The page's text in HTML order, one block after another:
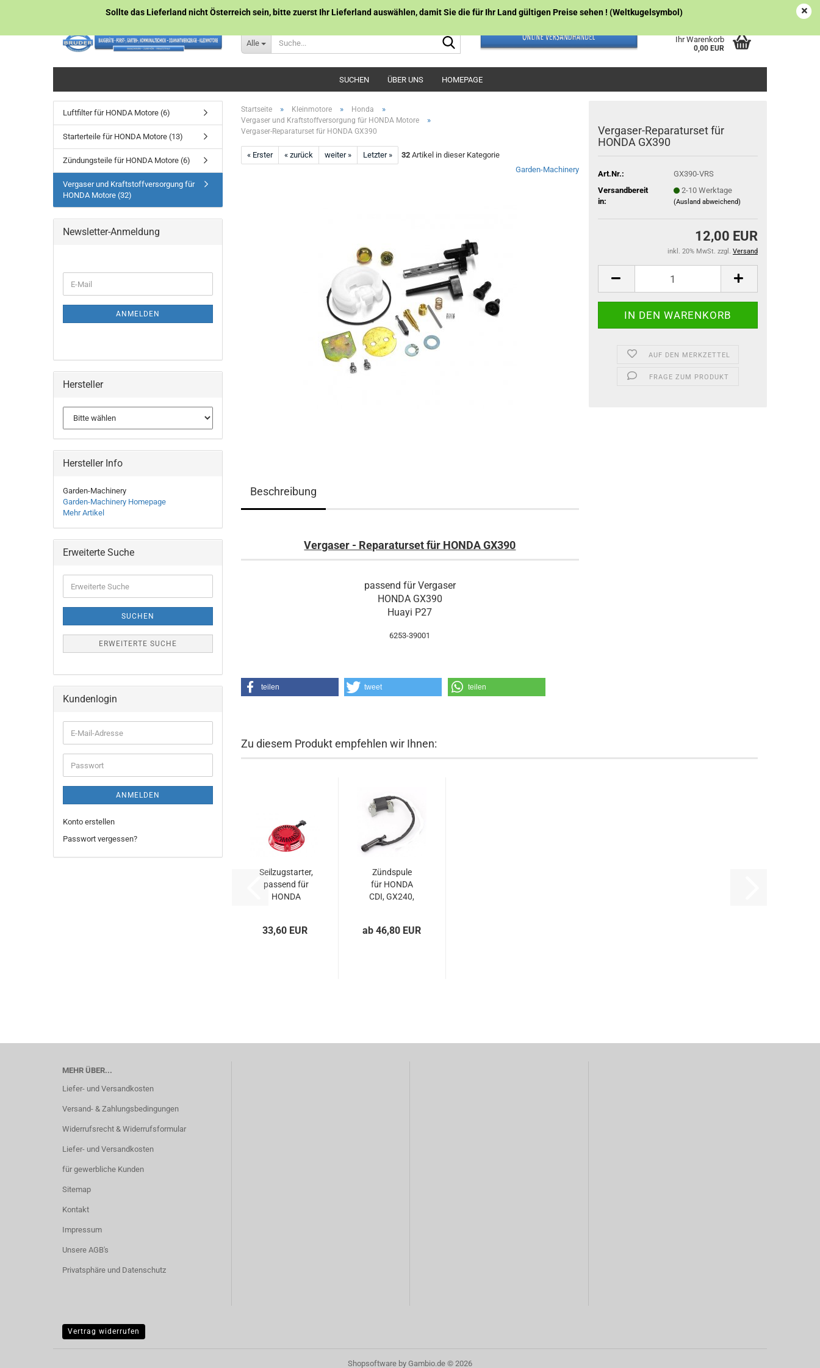
Österreich Kundenlogin
Alle
Suche... Ihr Warenkorb
0,00 EUR
Sollte das Lieferland nicht Österreich sein, bitte zuerst Ihr Lieferland auswählen, damit Sie die für Ihr Land gültigen Preise sehen ! (Weltkugelsymbol)
SUCHEN ÜBER UNS HOMEPAGE
Startseite » Kleinmotore » Honda »
Vergaser und Kraftstoffversorgung für HONDA Motore »
Vergaser-Reparaturset für HONDA GX390
« Erster « zurück weiter » Letzter » 32Artikel in dieser Kategorie
Garden-Machinery
Vergaser-Reparaturset für
HONDA GX390
Art.Nr.:
GX390-VRS
Versandbereit
in:
2-10 Werktage
(Ausland abweichend)
12,00 EUR
inkl. 20% MwSt. zzgl. Versand
AUF DEN MERKZETTEL
FRAGE ZUM PRODUKT
Beschreibung
Vergaser - Reparaturset für HONDA GX390
passend für Vergaser
HONDA GX390
Huayi P27
6253-39001
teilen tweet teilen
Zu diesem Produkt empfehlen wir Ihnen:
Seilzugstarter,
passend für
HONDA
33,60 EUR
Zündspule
für HONDA
CDI, GX240,
ab 46,80 EUR
Luftfilter für HONDA Motore (6)
Starterteile für HONDA Motore (13)
Zündungsteile für HONDA Motore (6)
Vergaser und Kraftstoffversorgung für
HONDA Motore (32)
Newsletter-Anmeldung
ZUR
E-
Mail
ANMELDEN
Hersteller
Hersteller Info
Garden-Machinery
Garden-Machinery Homepage
Mehr Artikel
Erweiterte Suche
Suche
SUCHEN
ERWEITERTE SUCHE
Kundenlogin
E-
Mail-
Adresse
Passwort
ANMELDEN
Konto erstellen
Passwort vergessen?
MEHR ÜBER...
Liefer- und Versandkosten
Versand- & Zahlungsbedingungen
Widerrufsrecht & Widerrufsformular
Liefer- und Versandkosten
für gewerbliche Kunden
Sitemap
Kontakt
Impressum
Unsere AGB's
Privatsphäre und Datenschutz
Vertrag widerrufen
Shopsoftware by Gambio.de © 2026